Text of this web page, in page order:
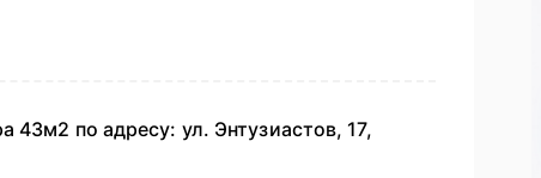
43м2 по адресу: ул. Энтузиастов, 17,